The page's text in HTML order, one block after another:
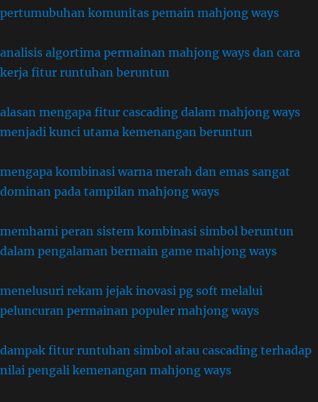
pertumubuhan komunitas pemain mahjong ways
analisis algortima permainan mahjong ways dan cara
kerja fitur runtuhan beruntun
alasan mengapa fitur cascading dalam mahjong ways
menjadi kunci utama kemenangan beruntun
mengapa kombinasi warna merah dan emas sangat
dominan pada tampilan mahjong ways
memhami peran sistem kombinasi simbol beruntun
dalam pengalaman bermain game mahjong ways
menelusuri rekam jejak inovasi pg soft melalui
peluncuran permainan populer mahjong ways
dampak fitur runtuhan simbol atau cascading terhadap
nilai pengali kemenangan mahjong ways